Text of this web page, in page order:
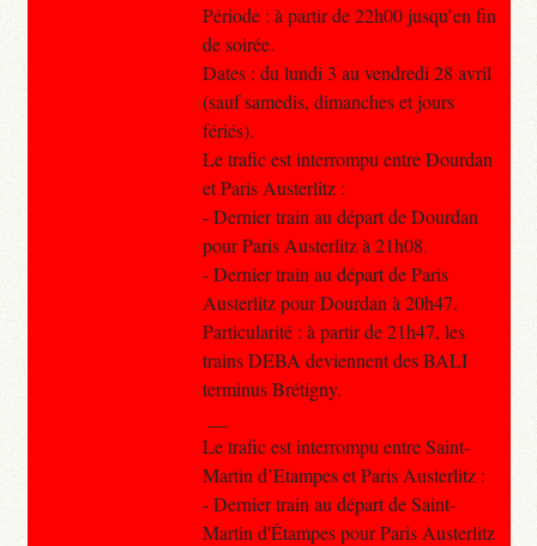
Période : à partir de 22h00 jusqu’en fin
de soirée.
Dates : du lundi 3 au vendredi 28 avril
(sauf samedis, dimanches et jours
fériés).
Le trafic est interrompu entre Dourdan
et Paris Austerlitz :
- Dernier train au départ de Dourdan
pour Paris Austerlitz à 21h08.
- Dernier train au départ de Paris
Austerlitz pour Dourdan à 20h47.
Particularité : à partir de 21h47, les
trains DEBA deviennent des BALI
terminus Brétigny.
Le trafic est interrompu entre Saint-
Martin d’Etampes et Paris Austerlitz :
- Dernier train au départ de Saint-
Martin d'Étampes pour Paris Austerlitz